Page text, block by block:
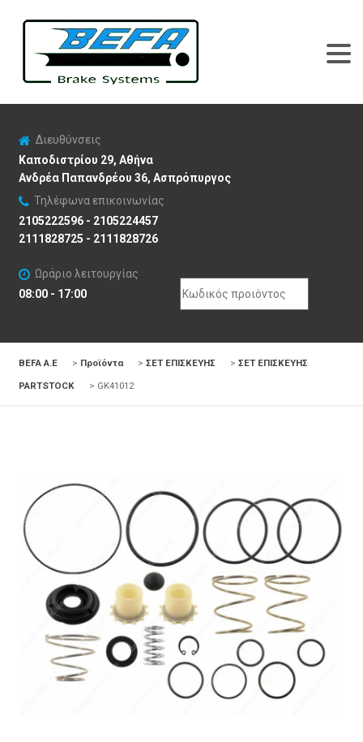
Διευθύνσεις
Καποδιστρίου 29, Αθήνα
Ανδρέα Παπανδρέου 36, Ασπρόπυργος
Τηλέφωνα επικοινωνίας
2105222596 - 2105224457
2111828725 - 2111828726
Ωράριο λειτουργίας
08:00 - 17:00
Search
for:
BEFA Α.Ε > Προϊόντα > ΣΕΤ ΕΠΙΣΚΕΥΗΣ > ΣΕΤ ΕΠΙΣΚΕΥΗΣ
PARTSTOCK
> GK41012